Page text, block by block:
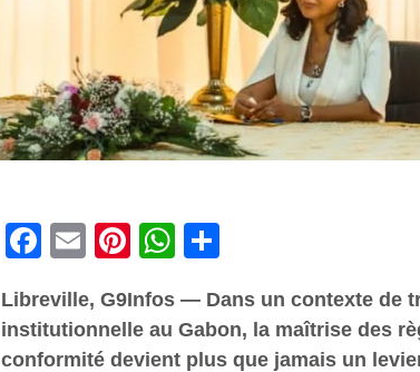
Facebook
Email PinterestWhatsApp
Libreville, G9Infos — Dans un contexte de
institutionnelle au Gabon, la maîtrise des
conformité devient plus que jamais un